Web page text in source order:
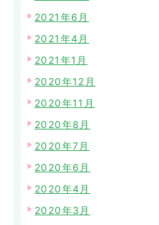
2021年6月
2021年4月
2021年1月
2020年12月
2020年11月
2020年8月
2020年7月
2020年6月
2020年4月
2020年3月